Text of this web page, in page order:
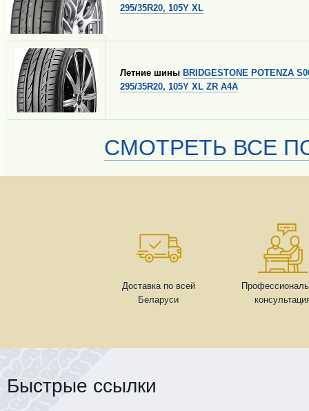
295/35R20, 105Y XL
Летние шины BRIDGESTONE POTENZA
295/35R20, 105Y XL ZR A4A
СМОТРЕТЬ ВСЕ
Доставка по всей
Беларуси
Быстрые ссылки